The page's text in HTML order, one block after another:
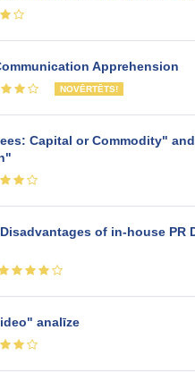
Apprehension
NOVĒRTĒTS!
Capital or Commodity"
of in-house PR
analīze